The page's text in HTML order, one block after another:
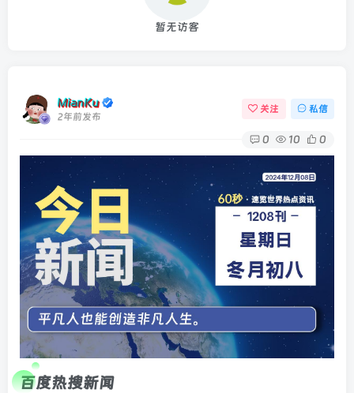
暂无访客
MianKu
2年前发布
关注 私信
0 10 0
百度热搜新闻